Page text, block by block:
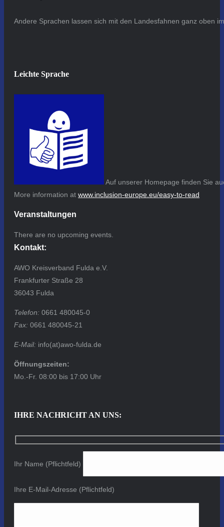
Andere Sprachen lassen sich mit den Landesfahnen ganz oben
Leichte Sprache
Auf unserer Homepage finden Sie
More information at www.inclusion-europe.eu/easy-to-read
Veranstaltungen
There are no upcoming events.
Kontakt:
AWO Kreisverband Fulda e.V.
Frankfurter Straße 28
36043 Fulda
Telefon: 0661 480045-0
Fax: 0661 480045-21
E-Mail: info(at)awo-fulda.de
Öffnungszeiten:
Mo.-Fr. 08:00 bis 17:00 Uhr
IHRE NACHRICHT AN UNS:
Ihr Name (Pflichtfeld)
Ihre E-Mail-Adresse (Pflichtfeld)